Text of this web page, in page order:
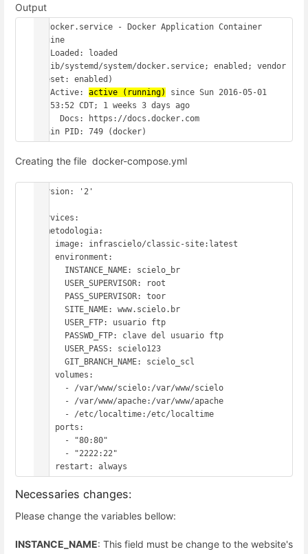
Output
● docker.service - Docker Application Container
Engine
(/lib/systemd/system/docker.service; enabled; vendor
preset: enabled)
   Active:
active (running)
since Sun 2016-05-01
06:53:52 CDT; 1 weeks 3 days ago
Main PID: 749 (docker)
Creating the file docker-compose.yml
version: '2'
services:
Necessaries changes:
Please change the variables bellow:
INSTANCE_NAME: This field must be change to the website's